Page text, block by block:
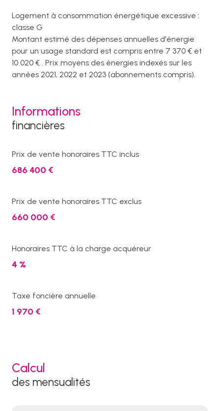
Logement à consommation énergétique excessive :
classe G
Montant estimé des dépenses annuelles d'énergie
pour un usage standard est compris entre 7 370 € et
10 020 € . Prix moyens des énergies indexés sur les
années 2021, 2022 et 2023 (abonnements compris).
Informations
financières
Prix de vente honoraires TTC inclus
686 400 €
Prix de vente honoraires TTC exclus
660 000 €
Honoraires TTC à la charge acquéreur
4 %
Taxe foncière annuelle
1 970 €
Calcul
des mensualités